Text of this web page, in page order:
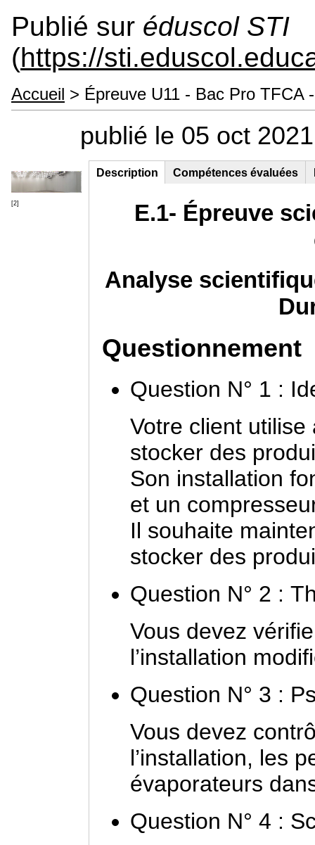
Publié sur éduscol STI
(https://
Accueil > Épreuve U11 - Bac Pro TFCA
publié le 05 oct
[2]
Groupe principal
Description (onglet
actif)
Compétences évaluées
E.1- Épreuve
Analyse
Questionnement
Question N° 1 :
Votre client
stocker des
Son installation
et un
Il souhaite
stocker des
Question N° 2 :
Vous devez
l’installation
Question N° 3 :
Vous devez
l’installation, les
évaporateurs
Question N° 4 :